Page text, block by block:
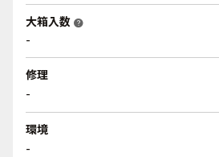
大箱入数 help
-
修理
-
環境
-